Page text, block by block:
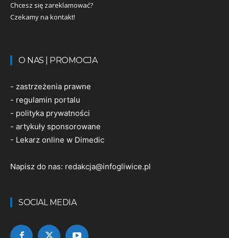
Chcesz się zareklamować?
Czekamy na kontakt!
O NAS | PROMOCJA
- zastrzeżenia prawne
- regulamin portalu
- polityka prywatności
- artykuły sponsorowane
- Lekarz online w Dimedic
Napisz do nas: redakcja@infogliwice.pl
SOCIAL MEDIA